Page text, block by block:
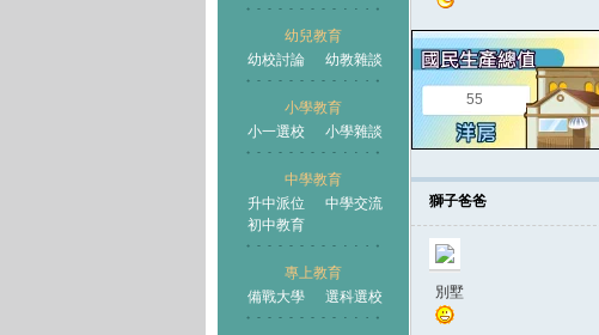
幼兒教育
幼校討論
幼教雜談
小學教育
小一選校
小學雜談
中學教育
升中派位
中學交流
初中教育
專上教育
備戰大學
選科選校
王國
55
獅子爸爸
別墅